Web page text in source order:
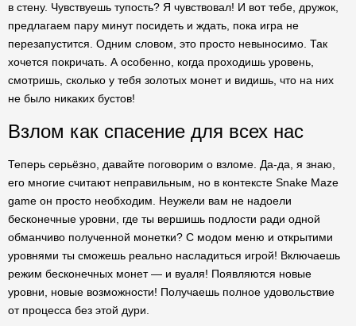
в стену. Чувствуешь тупость? Я чувствовал! И вот тебе, дружок,
предлагаем пару минут посидеть и ждать, пока игра не
перезапустится. Одним словом, это просто невыносимо. Так
хочется покричать. А особенно, когда проходишь уровень,
смотришь, сколько у тебя золотых монет и видишь, что на них
не было никаких бустов!
Взлом как спасение для всех нас
Теперь серьёзно, давайте поговорим о взломе. Да-да, я знаю,
его многие считают неправильным, но в контексте Snake Maze
game он просто необходим. Неужели вам не надоели
бесконечные уровни, где ты вершишь подлости ради одной
обманчиво полученной монетки? С модом меню и открытими
уровнями ты сможешь реально насладиться игрой! Включаешь
режим бесконечных монет — и вуаля! Появляются новые
уровни, новые возможности! Получаешь полное удовольствие
от процесса без этой дури.